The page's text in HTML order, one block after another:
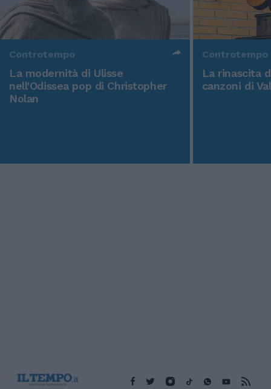
Controtempo
La modernità di Ulisse
nell'Odissea pop di Christopher
Nolan
Controtempo
La rinascita
canzoni di